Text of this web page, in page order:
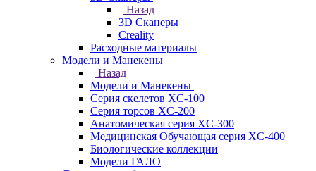
Назад
3D Сканеры
Creality
Расходные материалы
Модели и Манекены
Назад
Модели и Манекены
Серия скелетов XC-100
Серия торсов XC-200
Анатомическая серия XC-300
Медицинская Обучающая серия XC-400
Биологические коллекции
Модели ГАЛО